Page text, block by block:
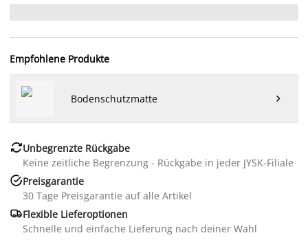
Empfohlene Produkte
Bodenschutzmatte 
Unbegrenzte Rückgabe
Keine zeitliche Begrenzung - Rückgabe in jeder JYSK-Filiale
Preisgarantie
30 Tage Preisgarantie auf alle Artikel
Flexible Lieferoptionen
Schnelle und einfache Lieferung nach deiner Wahl